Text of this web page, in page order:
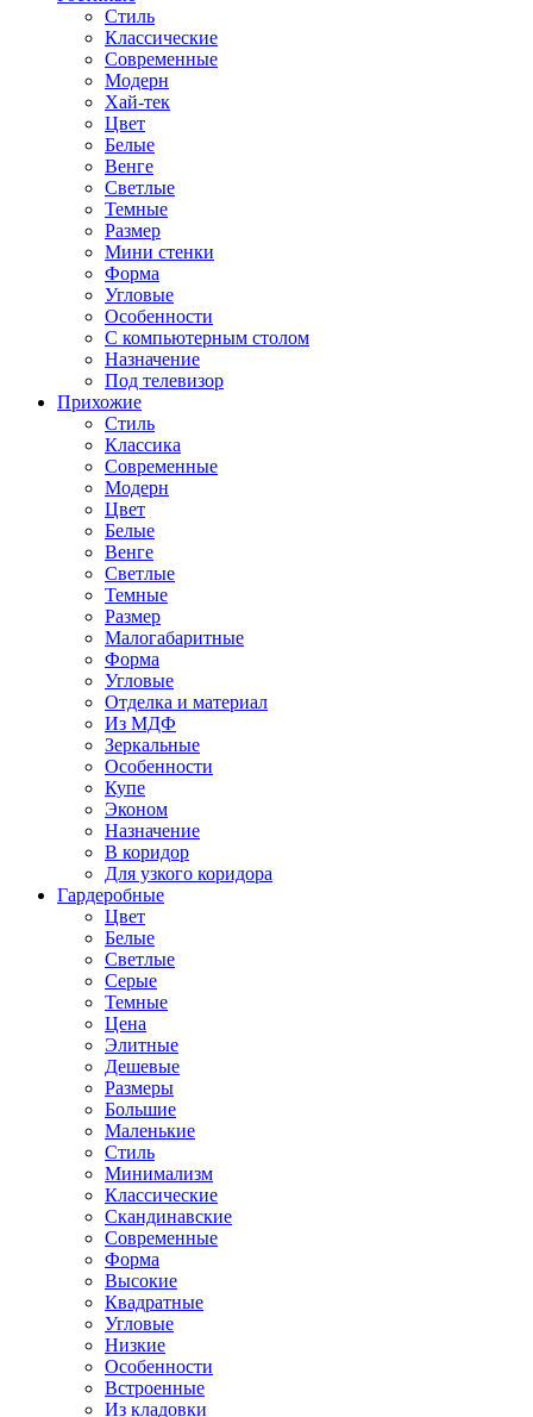
Стиль
Классические
Современные
Модерн
Хай-тек
Цвет
Белые
Венге
Светлые
Темные
Размер
Мини стенки
Форма
Угловые
Особенности
С компьютерным столом
Назначение
Под телевизор
Прихожие
Стиль
Классика
Современные
Модерн
Цвет
Белые
Венге
Светлые
Темные
Размер
Малогабаритные
Форма
Угловые
Отделка и материал
Из МДФ
Зеркальные
Особенности
Купе
Эконом
Назначение
В коридор
Для узкого коридора
Гардеробные
Цвет
Белые
Светлые
Серые
Темные
Цена
Элитные
Дешевые
Размеры
Большие
Маленькие
Стиль
Минимализм
Классические
Скандинавские
Современные
Форма
Высокие
Квадратные
Угловые
Низкие
Особенности
Встроенные
Из кладовки